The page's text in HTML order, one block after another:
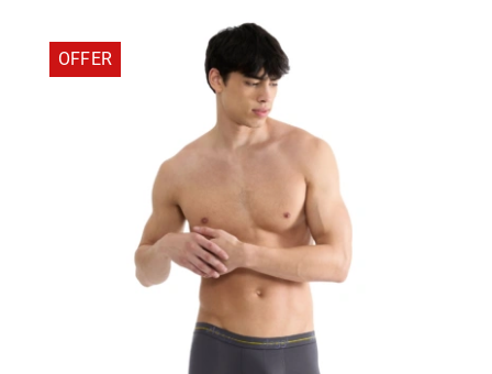
17,81 €.
OFFER